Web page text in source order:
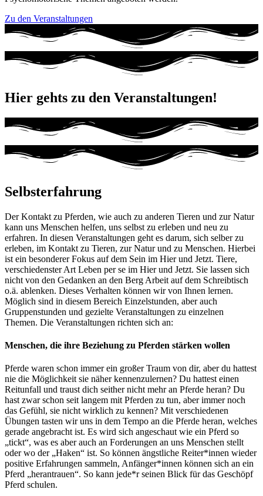
Zu den Veranstaltungen
Hier gehts zu den Veranstaltungen!
Selbsterfahrung
Der Kontakt zu Pferden, wie auch zu anderen Tieren und zur Natur
kann uns Menschen helfen, uns selbst zu erleben und neu zu
erfahren. In diesen Veranstaltungen geht es darum, sich selber zu
erleben, im Kontakt zu Tieren, zur Natur und zu Menschen. Hierbei
ist ein besonderer Fokus auf dem Sein im Hier und Jetzt. Tiere,
verschiedenster Art Leben per se im Hier und Jetzt. Sie lassen sich
nicht von den Gedanken an den Berg Arbeit auf dem Schreibtisch
o.ä. ablenken. Dieses Verhalten können wir von Ihnen lernen.
Möglich sind in diesem Bereich Einzelstunden, aber auch
Gruppenstunden und gezielte Veranstaltungen zu einzelnen
Themen. Die Veranstaltungen richten sich an:
Menschen, die ihre Beziehung zu Pferden stärken wollen
Pferde waren schon immer ein großer Traum von dir, aber du hattest
nie die Möglichkeit sie näher kennenzulernen? Du hattest einen
Reitunfall und traust dich seither nicht mehr an Pferde heran? Du
hast zwar schon seit langem mit Pferden zu tun, aber immer noch
das Gefühl, sie nicht wirklich zu kennen? Mit verschiedenen
Übungen tasten wir uns in dem Tempo an die Pferde heran, welches
gerade angebracht ist. Es wird sich angeschaut wie ein Pferd so
„tickt“, was es aber auch an Forderungen an uns Menschen stellt
oder wo der „Haken“ ist. So können ängstliche Reiter*innen wieder
positive Erfahrungen sammeln, Anfänger*innen können sich an ein
Pferd „herantrauen“. So kann jede*r seinen Blick für das Geschöpf
Pferd schulen.